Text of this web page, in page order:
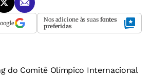
Nos adicione às suas fontes
preferidas
do Comitê Olímpico Internacional